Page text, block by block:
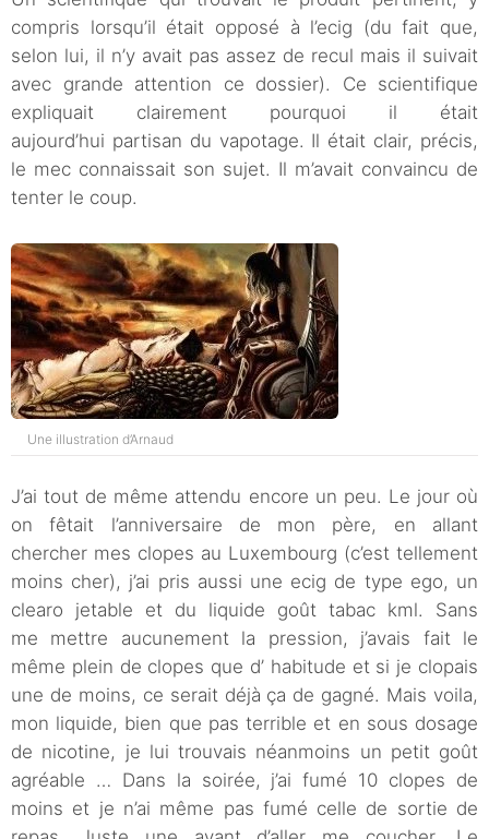
compris lorsqu’il était opposé à l’ecig (du fait que,
selon lui, il n’y avait pas assez de recul mais il suivait
avec grande attention ce dossier). Ce scientifique
expliquait clairement pourquoi il était
aujourd’hui partisan du vapotage. Il était clair, précis,
le mec connaissait son sujet. Il m’avait convaincu de
tenter le coup.
Une illustration d’Arnaud
J’ai tout de même attendu encore un peu. Le jour où
on fêtait l’anniversaire de mon père, en allant
chercher mes clopes au Luxembourg (c’est tellement
moins cher), j’ai pris aussi une ecig de type ego, un
clearo jetable et du liquide goût tabac kml. Sans
me mettre aucunement la pression, j’avais fait le
même plein de clopes que d’ habitude et si je clopais
une de moins, ce serait déjà ça de gagné. Mais voila,
mon liquide, bien que pas terrible et en sous dosage
de nicotine, je lui trouvais néanmoins un petit goût
agréable … Dans la soirée, j’ai fumé 10 clopes de
moins et je n’ai même pas fumé celle de sortie de